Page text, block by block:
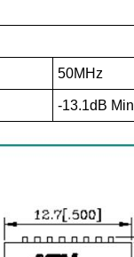
50MHz
-13.1dB Min